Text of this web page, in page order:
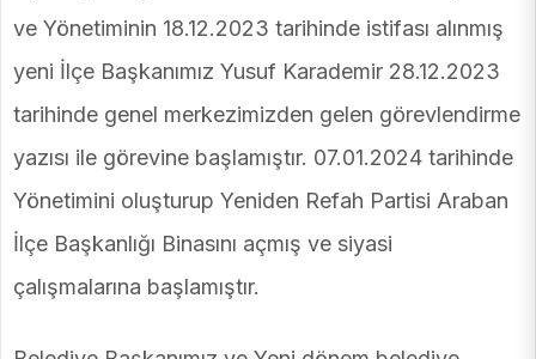
ve Yönetiminin 18.12.2023 tarihinde istifası alınmış
yeni İlçe Başkanımız Yusuf Karademir 28.12.2023
tarihinde genel merkezimizden gelen görevlendirme
yazısı ile görevine başlamıştır. 07.01.2024 tarihinde
Yönetimini oluşturup Yeniden Refah Partisi Araban
İlçe Başkanlığı Binasını açmış ve siyasi
çalışmalarına başlamıştır.